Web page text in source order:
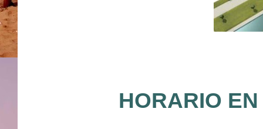
HORARIO